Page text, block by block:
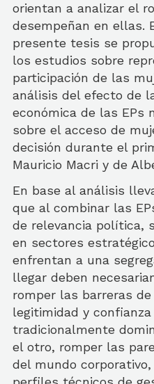
orientan a analizar el
desempeñan en ellas.
presente tesis se
los estudios sobre
participación de las
análisis del efecto de
económica de las EPs
sobre el acceso de
decisión durante el
Mauricio Macri y de
En base al análisis
que al combinar las
de relevancia política,
en sectores
enfrentan a una
llegar deben
romper las barreras
legitimidad y
tradicionalmente
el otro, romper las
del mundo